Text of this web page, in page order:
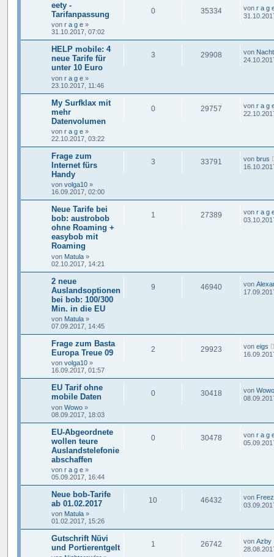
eety -
Tarifanpassung
von r a g e »
31.10.2017, 07:02
0 35334 von r a g
HELP mobile: 4
neue Tarife für
unter 10 Euro
von r a g e »
23.10.2017, 11:46
3 29908 von
My Surfklax mit
mehr
Datenvolumen
von r a g e »
22.10.2017, 03:22
0 29757 von r a g
Frage zum
Internet fürs
Handy
von volga10 »
16.09.2017, 02:00
3 33791 von brus
Neue Tarife bei
bob: austrobob
ohne Roaming +
easybob mit
Roaming
von Matula »
02.10.2017, 14:21
1 27389 von r a g
2 neue
Auslandsoptionen
bei bob: 100/300
Min. in die EU
von Matula »
07.09.2017, 14:45
9 46940 von
Frage zum Basta
Europa Treue 09
von volga10 »
16.09.2017, 01:57
2 29923 von eigs
EU Tarif ohne
mobile Daten
von Wowo »
08.09.2017, 18:03
0 30418 von Wowo
EU-Abgeordnete
wollen teure
Auslandstelefonie
abschaffen
von r a g e »
05.09.2017, 16:44
0 30478 von r a g
Neue bob-Tarife
ab 01.02.2017
von Matula »
01.02.2017, 15:26
10 46432 von
Gutschrift Nüvi
und Portierentgelt
1 26742 von Azby